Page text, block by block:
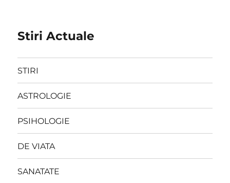
Stiri Actuale
STIRI
ASTROLOGIE
PSIHOLOGIE
DE VIATA
SANATATE